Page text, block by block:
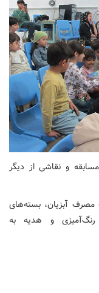
و نقاشی از دیگر
مصرف آبزیان، بسته‌های
رنگ‌آمیزی و هدیه به